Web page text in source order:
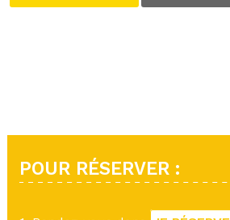
POUR RÉSERVER :